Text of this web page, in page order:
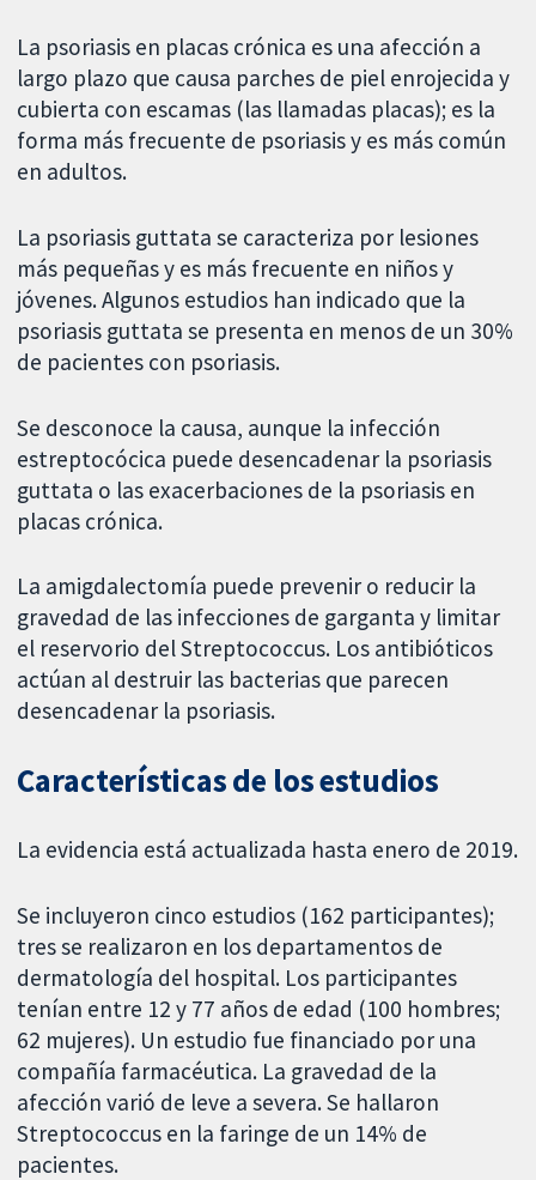
La psoriasis en placas crónica es una afección a
largo plazo que causa parches de piel enrojecida y
cubierta con escamas (las llamadas placas); es la
forma más frecuente de psoriasis y es más común
en adultos.
La psoriasis guttata se caracteriza por lesiones
más pequeñas y es más frecuente en niños y
jóvenes. Algunos estudios han indicado que la
psoriasis guttata se presenta en menos de un 30%
de pacientes con psoriasis.
Se desconoce la causa, aunque la infección
estreptocócica puede desencadenar la psoriasis
guttata o las exacerbaciones de la psoriasis en
placas crónica.
La amigdalectomía puede prevenir o reducir la
gravedad de las infecciones de garganta y limitar
el reservorio del Streptococcus. Los antibióticos
actúan al destruir las bacterias que parecen
desencadenar la psoriasis.
Características de los estudios
La evidencia está actualizada hasta enero de 2019.
Se incluyeron cinco estudios (162 participantes);
tres se realizaron en los departamentos de
dermatología del hospital. Los participantes
tenían entre 12 y 77 años de edad (100 hombres;
62 mujeres). Un estudio fue financiado por una
compañía farmacéutica. La gravedad de la
afección varió de leve a severa. Se hallaron
Streptococcus en la faringe de un 14% de
pacientes.